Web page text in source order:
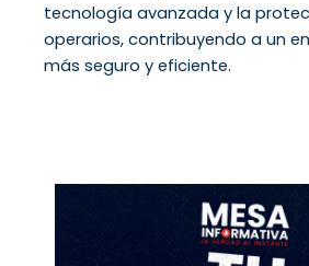
tecnología avanzada y la
operarios, contribuyendo a un
más seguro y eficiente.